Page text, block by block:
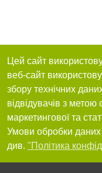
Цей сайт
веб-сайт
збору технічних
відвідувачів з
маркетингової та
Умови обробки даних
див. "Політика